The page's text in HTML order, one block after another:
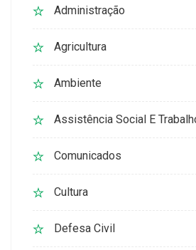
Administração
Agricultura
Ambiente
Assistência Social E
Comunicados
Cultura
Defesa Civil